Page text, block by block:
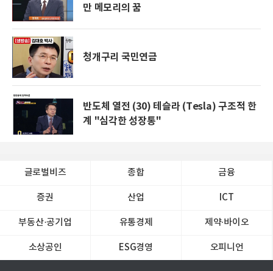
만 메모리의 꿈
청개구리 국민연금
반도체 열전 (30) 테슬라 (Tesla) 구조적 한
계 "심각한 성장통"
글로벌비즈 종합 금융
증권 산업 ICT
부동산·공기업 유통경제 제약∙바이오
소상공인 ESG경영 오피니언